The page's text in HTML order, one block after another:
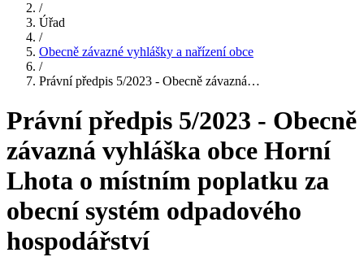
/
Úřad
/
Obecně závazné vyhlášky a nařízení obce
/
Právní předpis 5/2023 - Obecně závazná…
Právní předpis 5/2023 - Obecně
závazná vyhláška obce Horní
Lhota o místním poplatku za
obecní systém odpadového
hospodářství